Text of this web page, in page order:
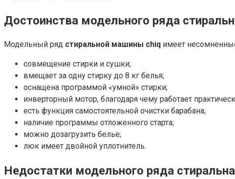
Достоинства модельного ряда
Модельный ряд стиральной машины chiq имеет
совмещение стирки и сушки;
вмещает за одну стирку до 8 кг белья;
оснащена программой «умной» стирки;
инверторный мотор, благодаря чему работает
есть функция самостоятельной очистки барабана;
наличие программы отложенного старта;
можно дозагрузить белье;
люк имеет двойной уплотнитель.
Недостатки модельного ряда